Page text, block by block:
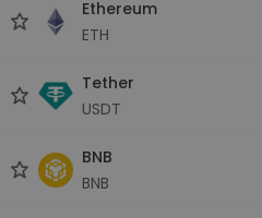
Ethereum
ETH
Tether
USDT
BNB
BNB